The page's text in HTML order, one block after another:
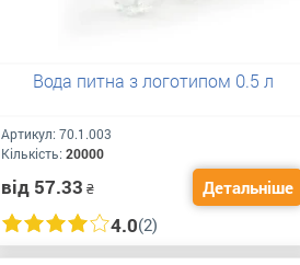
Вода питна з логотипом 0.5 л
Артикул: 70.1.003
Кількість: 20000
від 57.33 ₴ Детальніше
4.0(2)